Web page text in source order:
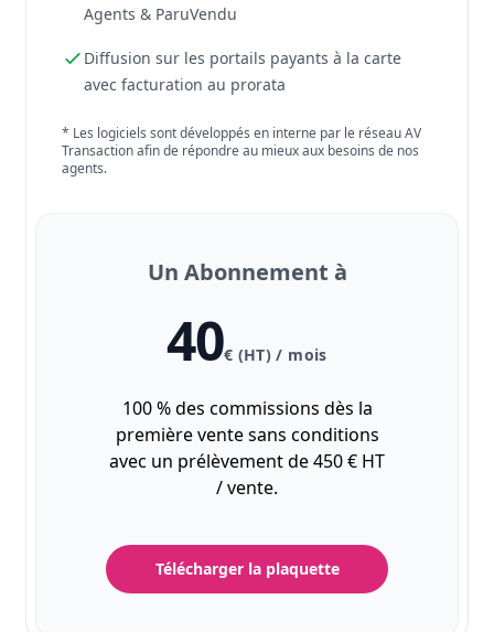
Agents & ParuVendu
Diffusion sur les portails payants à la carte
avec facturation au prorata
* Les logiciels sont développés en interne par le réseau AV
Transaction afin de répondre au mieux aux besoins de nos
agents.
Un Abonnement à
40€ (HT) / mois
100 % des commissions dès la
première vente sans conditions
avec un prélèvement de 450 € HT
/ vente.
Télécharger la plaquette